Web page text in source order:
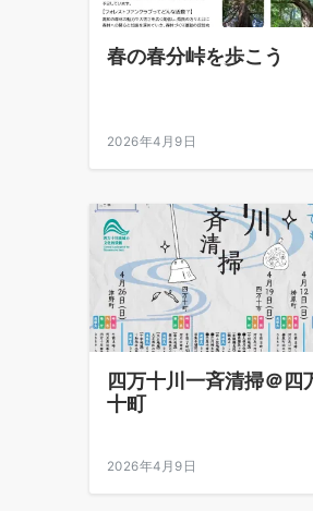
春の春分峠を歩こう
2026年4月9日
四万十川一斉清掃＠四
十町
2026年4月9日